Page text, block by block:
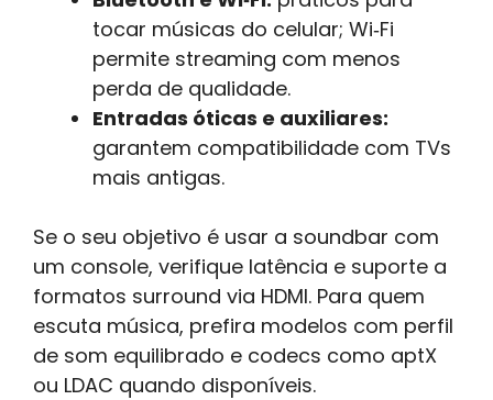
tocar músicas do celular; Wi‑Fi
permite streaming com menos
perda de qualidade.
Entradas óticas e auxiliares:
garantem compatibilidade com TVs
mais antigas.
Se o seu objetivo é usar a soundbar com
um console, verifique latência e suporte a
formatos surround via HDMI. Para quem
escuta música, prefira modelos com perfil
de som equilibrado e codecs como aptX
ou LDAC quando disponíveis.